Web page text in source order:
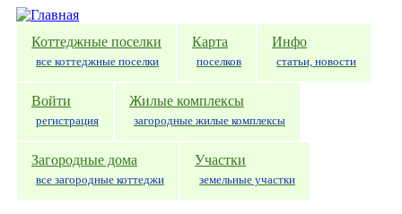
Перейти к основному содержанию
Коттеджные поселки
все коттеджные поселки
Карта
поселков
Инфо
статьи, новости
Войти
регистрация
Жилые комплексы
загородные жилые комплексы
Загородные дома
все загородные коттеджи
Участки
земельные участки